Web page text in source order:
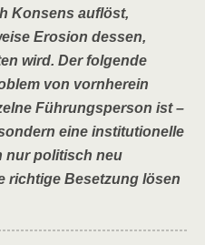
Konsens auflöst,
Erosion dessen,
wird. Der folgende
von vornherein
Führungsperson ist –
eine institutionelle
nur politisch neu
richtige Besetzung lösen